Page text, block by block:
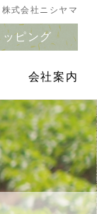
式会社ニシヤマ
ッピング
会社案内